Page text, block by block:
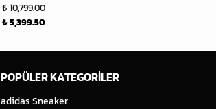
₺ 10,799.00
₺ 5,399.50
POPÜLER KATEGORİLER
adidas Sneaker